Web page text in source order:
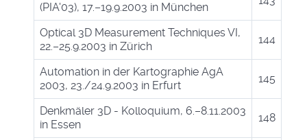
(PIA'03), 17.–19.9.2003 in München
Optical 3D Measurement Techniques VI,
22.–25.9.2003 in Zürich
144
Automation in der Kartographie AgA
2003, 23./24.9.2003 in Erfurt
145
Denkmäler 3D - Kolloquium, 6.–8.11.2003
in Essen
148